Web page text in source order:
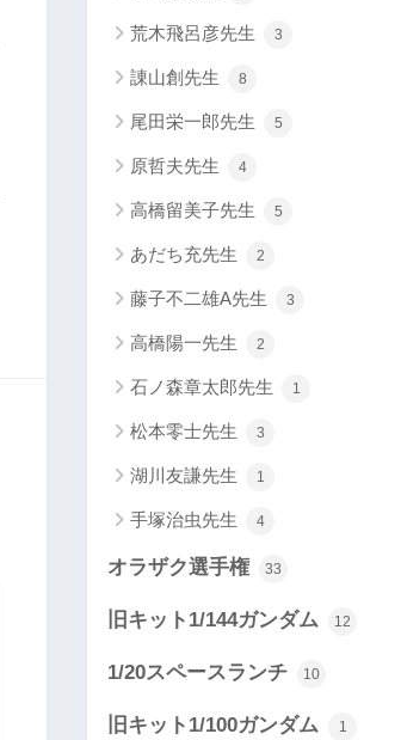
荒木飛呂彦先生 3
諌山創先生 8
尾田栄一郎先生 5
原哲夫先生 4
高橋留美子先生 5
あだち充先生 2
藤子不二雄A先生 3
高橋陽一先生 2
石ノ森章太郎先生 1
松本零士先生 3
湖川友謙先生 1
手塚治虫先生 4
オラザク選手権 33
旧キット1/144ガンダム 12
1/20スペースランチ 10
旧キット1/100ガンダム 1